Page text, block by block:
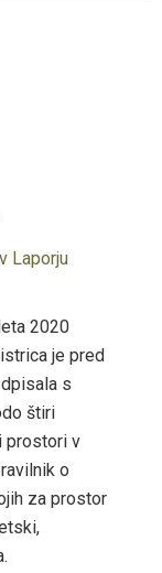
Laporju
2020
je pred
s
štiri
prostori v
o
za prostor